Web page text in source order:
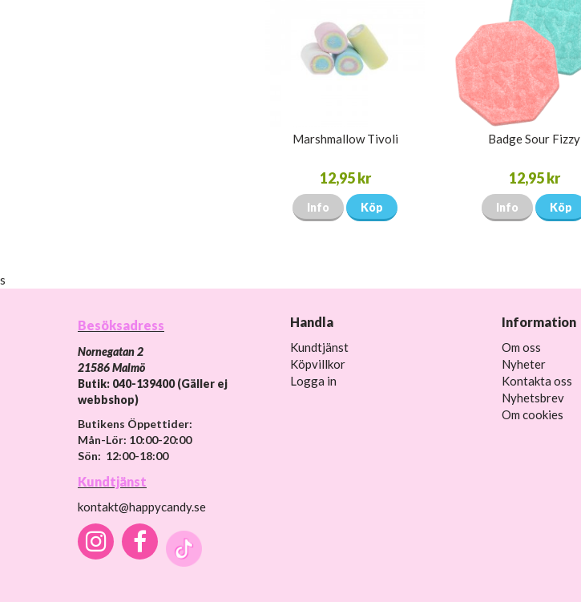
Marshmallow Tivoli
12,95 kr
Info Köp
Badge Sour Fizzy
12,95 kr
Info Köp
s
Besöksadress
Nornegatan 2
21586 Malmö
Butik: 040-139400 (Gäller ej
webbshop)
Butikens Öppettider:
Mån-Lör: 10:00-20:00
Sön: 12:00-18:00
Kundtjänst
kontakt@happycandy.se
Handla
Kundtjänst
Köpvillkor
Logga in
Information
Om oss
Nyheter
Kontakta oss
Nyhetsbrev
Om cookies